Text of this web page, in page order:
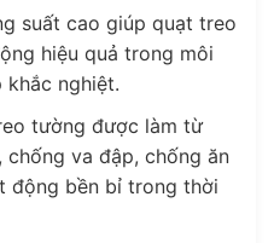
suất cao giúp quạt treo
hiệu quả trong môi
nghiệt.
tường được làm từ
chống va đập, chống ăn
động bền bỉ trong thời